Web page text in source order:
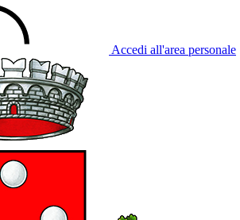
Accedi all'area personale